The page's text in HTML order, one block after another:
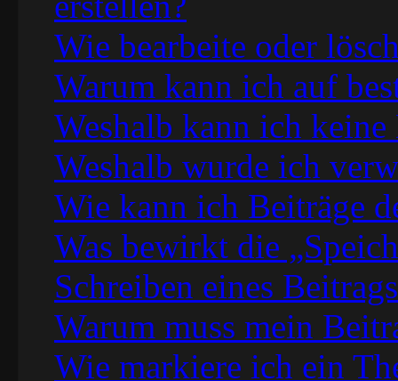
Wie bearbeite oder
Warum kann ich auf
Weshalb kann ich keine
Weshalb wurde ich
Wie kann ich Beiträge
Was bewirkt die
Schreiben eines
Warum muss mein
Wie markiere ich ein